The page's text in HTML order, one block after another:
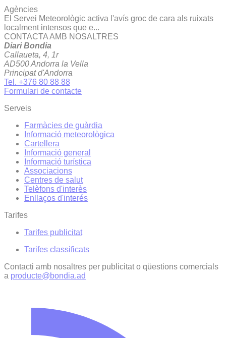
Agències
El Servei Meteorològic activa l'avís groc de cara als ruixats
localment intensos que e...
CONTACTA AMB NOSALTRES
Diari Bondia
Callaueta, 4, 1r
AD500 Andorra la Vella
Principat d'Andorra
Tel. +376 80 88 88
Formulari de contacte
Serveis
Farmàcies de guàrdia
Informació meteorològica
Cartellera
Informació general
Informació turística
Associacions
Centres de salut
Telèfons d'interès
Enllaços d'interés
Tarifes
Tarifes publicitat
Tarifes classificats
Contacti amb nosaltres per publicitat o qüestions comercials
a producte@bondia.ad